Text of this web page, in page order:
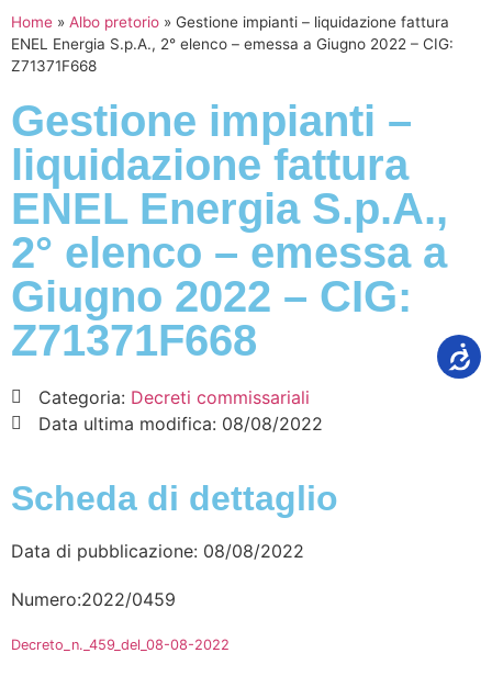
Home » Albo pretorio » Gestione impianti – liquidazione fattura
ENEL Energia S.p.A., 2° elenco – emessa a Giugno 2022 – CIG:
Z71371F668
Gestione impianti –
liquidazione fattura
ENEL Energia S.p.A.,
2° elenco – emessa a
Giugno 2022 – CIG:
Z71371F668
Categoria: Decreti commissariali
Data ultima modifica: 08/08/2022
Scheda di dettaglio
Data di pubblicazione: 08/08/2022
Numero:2022/0459
Decreto_n._459_del_08-08-2022